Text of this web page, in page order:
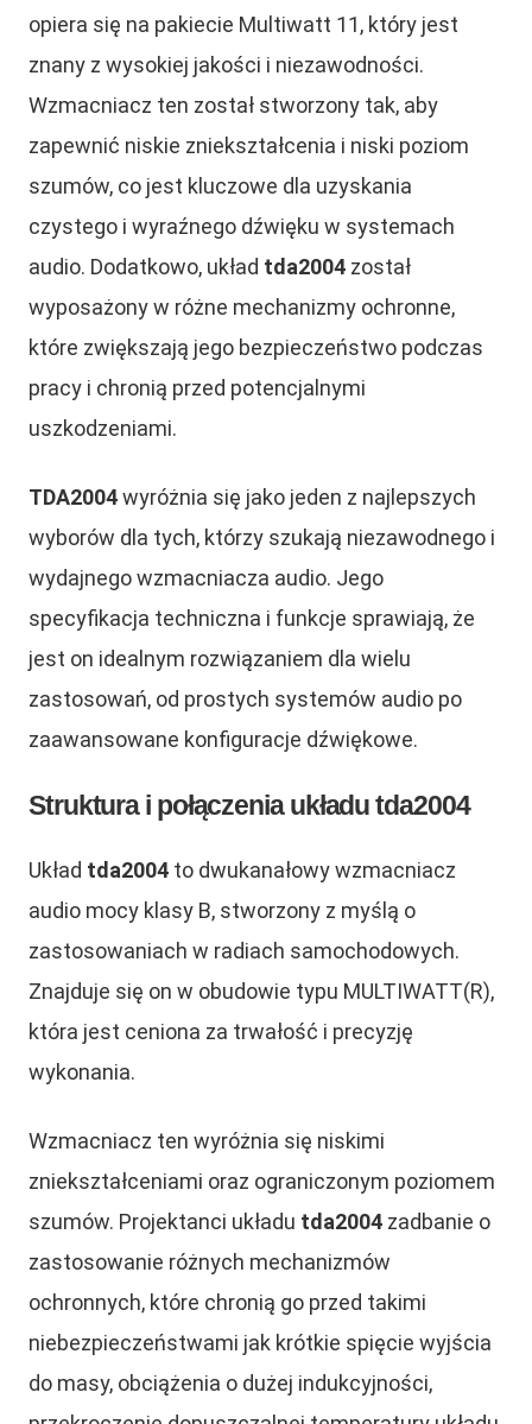
opiera się na pakiecie Multiwatt 11, który jest
znany z wysokiej jakości i niezawodności.
Wzmacniacz ten został stworzony tak, aby
zapewnić niskie zniekształcenia i niski poziom
szumów, co jest kluczowe dla uzyskania
czystego i wyraźnego dźwięku w systemach
audio. Dodatkowo, układ tda2004 został
wyposażony w różne mechanizmy ochronne,
które zwiększają jego bezpieczeństwo podczas
pracy i chronią przed potencjalnymi
uszkodzeniami.
TDA2004wyróżnia się jako jeden z najlepszych
wyborów dla tych, którzy szukają niezawodnego i
wydajnego wzmacniacza audio. Jego
specyfikacja techniczna i funkcje sprawiają, że
jest on idealnym rozwiązaniem dla wielu
zastosowań, od prostych systemów audio po
zaawansowane konfiguracje dźwiękowe.
Struktura i połączenia układu tda2004
Układ tda2004 to dwukanałowy wzmacniacz
audio mocy klasy B, stworzony z myślą o
zastosowaniach w radiach samochodowych.
Znajduje się on w obudowie typu MULTIWATT(R),
która jest ceniona za trwałość i precyzję
wykonania.
Wzmacniacz ten wyróżnia się niskimi
zniekształceniami oraz ograniczonym poziomem
szumów. Projektanci układu tda2004 zadbanie o
zastosowanie różnych mechanizmów
ochronnych, które chronią go przed takimi
niebezpieczeństwami jak krótkie spięcie wyjścia
do masy, obciążenia o dużej indukcyjności,